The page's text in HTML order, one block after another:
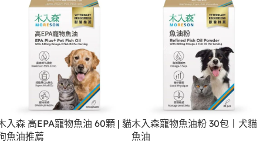
入森 高EPA寵物魚油 60顆 | 貓
魚油推薦
木入森寵物魚油粉 30包丨犬貓
魚油